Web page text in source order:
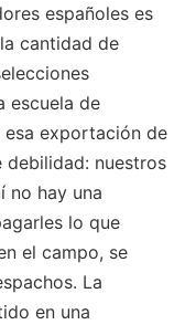
españoles es
cantidad de
escuela de
exportación de
debilidad: nuestros
no hay una
lo que
el campo, se
La
en una